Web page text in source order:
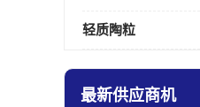
轻质陶粒
最新供应商机